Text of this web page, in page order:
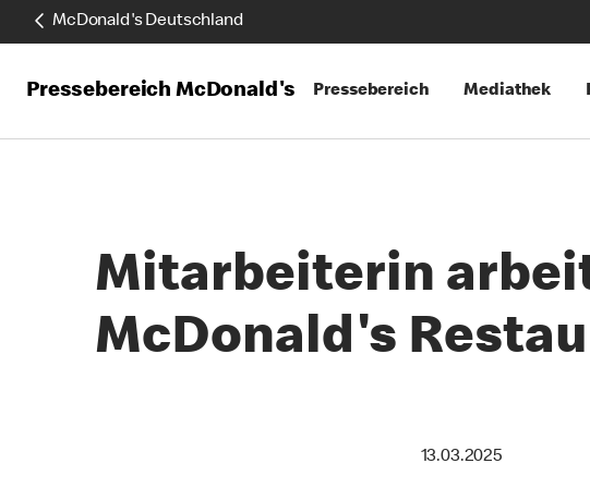
McDonald's Deutschland
Pressebereich McDonald's Pressebereich Mediathek
Mitarbeiterin
McDonald's
13.03.2025